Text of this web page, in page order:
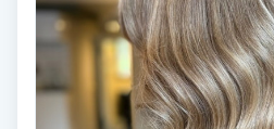
Sugaring
Svensk massage